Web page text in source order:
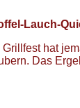
Lauch-
Grillfest hat
Das